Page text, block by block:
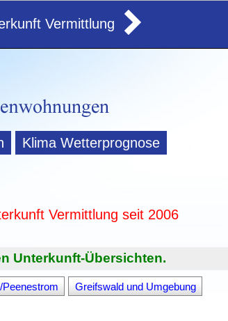
Vermittlung
Klima Wetterprognose
Vermittlung seit 2006
Unterkunft-Übersichten.
Greifswald und Umgebung